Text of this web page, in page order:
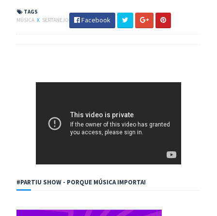
TAGS
MÚSICA X SERTANEJO Facebook
#PARTIU SHOW - PORQUE MÚSICA IMPORTA!